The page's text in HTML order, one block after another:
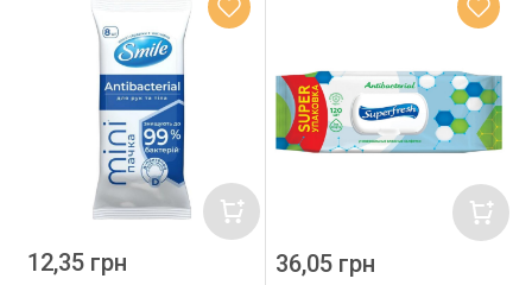
12,35 грн 36,05 грн